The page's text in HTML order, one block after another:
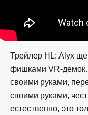
Трейлер HL: Alyx
фишками VR-демок.
своими руками,
своими руками,
естественно, это